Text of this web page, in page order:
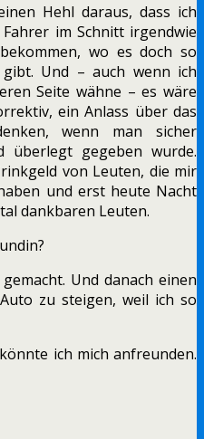
Hehl daraus, dass ich
im Schnitt irgendwie
wo es doch so
gibt. Und – auch wenn ich
Seite wähne – es wäre
ein Anlass über das
wenn man sicher
überlegt gegeben wurde.
von Leuten, die mir
und erst heute Nacht
dankbaren Leuten.
Und danach einen
zu steigen, weil ich so
ich mich anfreunden.